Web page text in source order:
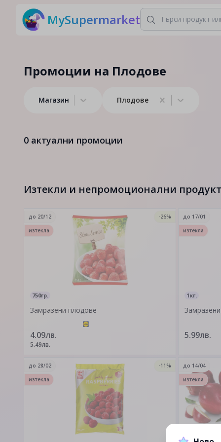
MySupermarket
Промоции на Плодове
Магазин Плодове
0 актуални промоции
Изтекли и непромоционални
750гр.
Замразени плодове
4.09лв.
5.49лв.
до 20/12
-26%
изтекла
1кг.
5.99лв.
до 17/01
изтекла
до 28/02
-11%
изтекла
до 14/04
изтекла